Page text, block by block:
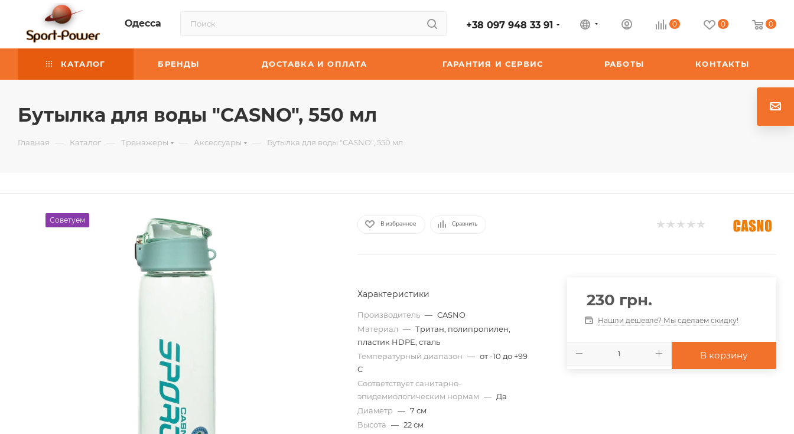
Одесса +38 097 948 33 91 0 0 0
КАТАЛОГ БРЕНДЫ ДОСТАВКА И ОПЛАТА ГАРАНТИЯ И СЕРВИС РАБОТЫ КОНТАКТЫ
Бутылка для воды "CASNO", 550 мл
Главная — Каталог — Тренажеры — Аксессуары — Бутылка для воды "CASNO", 550 мл
Советуем В избранное Сравнить
Характеристики
Производитель — CASNO
Материал — Тритан, полипропилен,
пластик HDPE, сталь
Температурный диапазон — от -10 до +99
C
Соответствует санитарно-
эпидемиологическим нормам — Да
Диаметр — 7 см
Высота — 22 см
230 грн.
Нашли дешевле? Мы сделаем скидку!
В корзину